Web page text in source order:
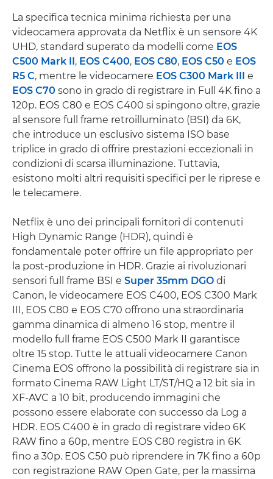
La specifica tecnica minima richiesta per una
videocamera approvata da Netflix è un sensore 4K
UHD, standard superato da modelli come EOS
C500 Mark II, EOS C400, EOS C80, EOS C50 e EOS
R5 C, mentre le videocamere EOS C300 Mark III e
EOS C70 sono in grado di registrare in Full 4K fino a
120p. EOS C80 e EOS C400 si spingono oltre, grazie
al sensore full frame retroilluminato (BSI) da 6K,
che introduce un esclusivo sistema ISO base
triplice in grado di offrire prestazioni eccezionali in
condizioni di scarsa illuminazione. Tuttavia,
esistono molti altri requisiti specifici per le riprese e
le telecamere.
Netflix è uno dei principali fornitori di contenuti
High Dynamic Range (HDR), quindi è
fondamentale poter offrire un file appropriato per
la post-produzione in HDR. Grazie ai rivoluzionari
sensori full frame BSI e Super 35mm DGO di
Canon, le videocamere EOS C400, EOS C300 Mark
III, EOS C80 e EOS C70 offrono una straordinaria
gamma dinamica di almeno 16 stop, mentre il
modello full frame EOS C500 Mark II garantisce
oltre 15 stop. Tutte le attuali videocamere Canon
Cinema EOS offrono la possibilità di registrare sia in
formato Cinema RAW Light LT/ST/HQ a 12 bit sia in
XF-AVC a 10 bit, producendo immagini che
possono essere elaborate con successo da Log a
HDR. EOS C400 è in grado di registrare video 6K
RAW fino a 60p, mentre EOS C80 registra in 6K
fino a 30p. EOS C50 può riprendere in 7K fino a 60p
con registrazione RAW Open Gate, per la massima